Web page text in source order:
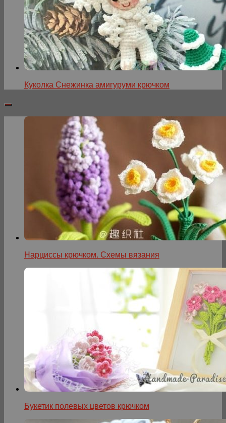
Куколка Снежинка амигуруми крючком
Нарциссы крючком. Схемы вязания
Букетик полевых цветов крючком